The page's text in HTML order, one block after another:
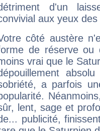
d'un
aux yeux
côté austère
de réserve
vrai que le
a parfois
lent, sage et
publicité,